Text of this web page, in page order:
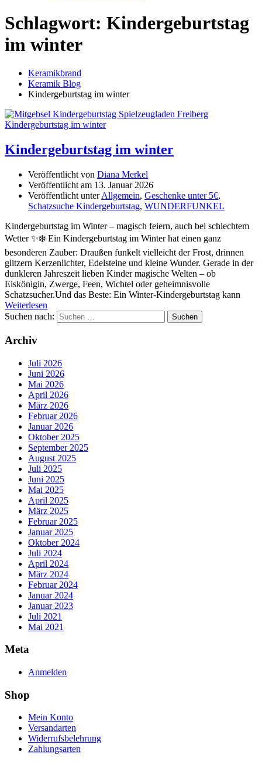
Schlagwort: Kindergeburtstag
im winter
Keramikbrand
Keramik Blog
Kindergeburtstag im winter
Kindergeburtstag im winter
Veröffentlicht von Diana Merkel
Veröffentlicht am 13. Januar 2026
Veröffentlicht unterAllgemein, Geschenke unter 5€,
Schatzsuche Kindergeburtstag, WUNDERFUNKEL
Kindergeburtstag im Winter – magisch feiern, auch bei schlechtem
Wetter ✨❄️ Ein Kindergeburtstag im Winter hat einen ganz
besonderen Zauber: Draußen funkelt vielleicht der Frost, drinnen
glitzern Kerzenlichter, Edelsteine und kleine Wunder. Gerade in der
dunkleren Jahreszeit lieben Kinder magische Welten – ob
Eiskönigin, Zwerge, Feen, Wichtel oder geheimnisvolle
Schatzsucher.Und das Beste: Ein Winter-Kindergeburtstag kann
Weiterlesen
Suchen nach:
Archiv
Juli 2026
Juni 2026
Mai 2026
April 2026
März 2026
Februar 2026
Januar 2026
Oktober 2025
September 2025
August 2025
Juli 2025
Juni 2025
Mai 2025
April 2025
März 2025
Februar 2025
Januar 2025
Oktober 2024
Juli 2024
April 2024
März 2024
Februar 2024
Januar 2024
Januar 2023
Juli 2021
Mai 2021
Meta
Anmelden
Shop
Mein Konto
Versandarten
Widerrufsbelehrung
Zahlungsarten